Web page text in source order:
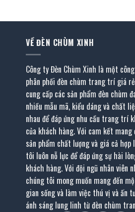
VỀ ĐÈN CHÙM XINH
Công ty Đèn Chùm Xinh là một
phân phối đèn chùm trang trí giá
cung cấp các sản phẩm đèn chùm
nhiều mẫu mã, kiểu dáng và chất
nhau để đáp ứng nhu cầu trang trí
của khách hàng. Với cam kết mang
sản phẩm chất lượng và giá cả hợp
tôi luôn nỗ lực để đáp ứng sự hài
khách hàng. Với đội ngũ nhân viên
chúng tôi mong muốn mang đến
gian sống và làm việc thú vị và ấn
ánh sáng lung linh từ đèn chùm